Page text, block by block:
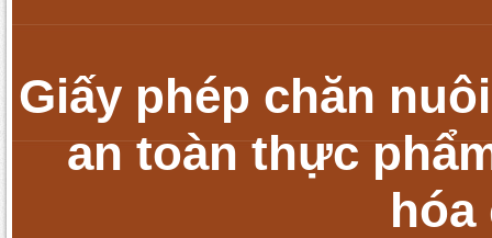
Giấy phép chăn
an toàn thực
hóa